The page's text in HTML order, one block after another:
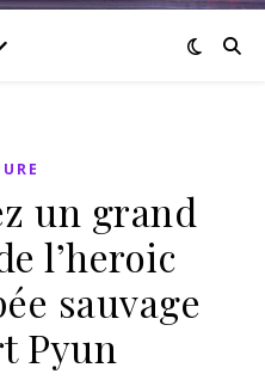
un grand
l’heroic
sauvage
Pyun